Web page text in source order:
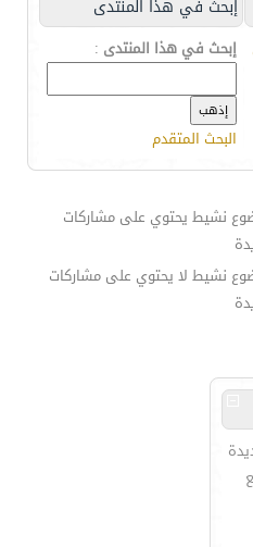
إبحث في هذا المنتدى
إبحث في هذا المنتدى :
البحث المتقدم
نشيط يحتوي على مشاركات
نشيط لا يحتوي على مشاركات